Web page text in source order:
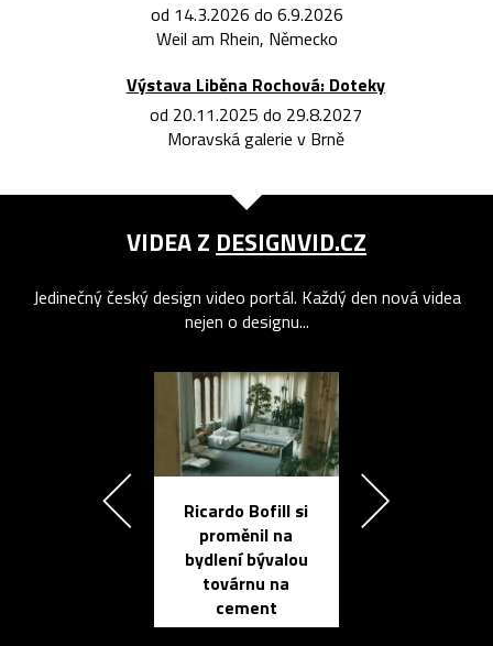
od 14.3.2026 do 6.9.2026
Weil am Rhein, Německo
Výstava Liběna Rochová: Doteky
od 20.11.2025 do 29.8.2027
Moravská galerie v Brně
VIDEA Z DESIGNVID.CZ
Jedinečný český design video portál. Každý den nová videa
nejen o designu...
Ricardo Bofill si
proměnil na
bydlení bývalou
továrnu na
cement